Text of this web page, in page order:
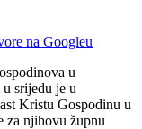
na Googleu
u
srijedu je u
Kristu Gospodinu u
za njihovu župnu